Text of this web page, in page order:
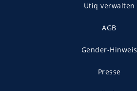
Utiq verwalten
AGB
Gender-Hinweis
Presse